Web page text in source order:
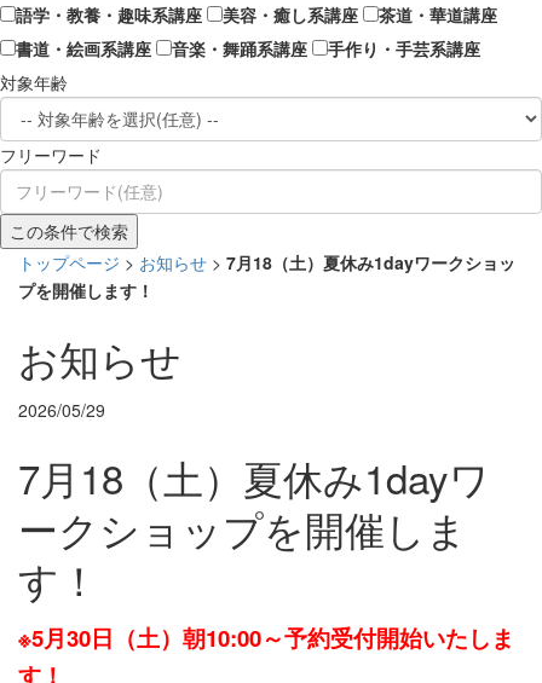
語学・教養・趣味系講座
美容・癒し系講座
茶道・華道講座
書道・絵画系講座
音楽・舞踊系講座
手作り・手芸系講座
対象年齢
フリーワード
トップページ > お知らせ > 7月18（土）夏休み1dayワークショッ
プを開催します！
お知らせ
2026/05/29
7月18（土）夏休み1dayワ
ークショップを開催しま
す！
※5月30日（土）朝10:00～予約受付開始いたしま
す！